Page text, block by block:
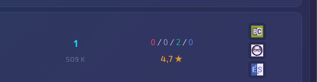
1
509 K
0 / 0 / 2 /0
4,7 ★